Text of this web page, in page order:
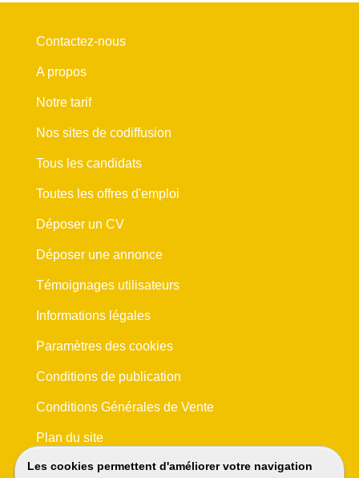
Les cookies permettent d'améliorer votre navigation
Contactez-nous
A propos
Notre tarif
Nos sites de codiffusion
Tous les candidats
Toutes les offres d'emploi
Déposer un CV
Déposer une annonce
Témoignages utilisateurs
Informations légales
Paramètres des cookies
Conditions de publication
Conditions Générales de Vente
Plan du site